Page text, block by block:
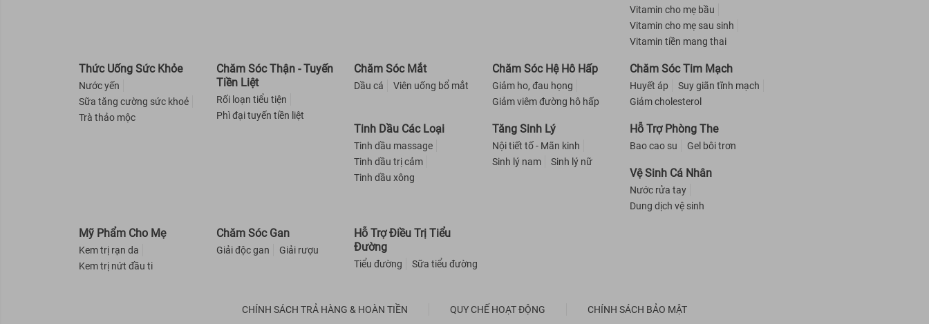
Fixderma
Bioré
Tesori d'Oriente
A-DERMA
Altruist
Vitamin cho mẹ bầu
Vitamin cho mẹ sau sinh
Vitamin tiền mang thai
Thức Uống Sức Khỏe
Nước yến
Sữa tăng cường sức khoẻ
Trà thảo mộc
Chăm Sóc Thận - Tuyến
Tiền Liệt
Rối loạn tiểu tiện
Phì đại tuyến tiền liệt
Chăm Sóc Mắt
Dầu cá Viên uống bổ mắt
Chăm Sóc Hệ Hô Hấp
Giảm ho, đau họng
Giảm viêm đường hô hấp
Chăm Sóc Tim Mạch
Huyết áp
Suy giãn tĩnh mạch
Giảm cholesterol
Tinh Dầu Các Loại
Tinh dầu massage
Tinh dầu trị cảm
Tinh dầu xông
Tăng Sinh Lý
Nội tiết tố - Mãn kinh
Sinh lý nam
Sinh lý nữ
Hỗ Trợ Phòng The
Bao cao su Gel bôi trơn
Vệ Sinh Cá Nhân
Nước rửa tay
Dung dịch vệ sinh
Mỹ Phẩm Cho Mẹ
Kem trị rạn da
Kem trị nứt đầu ti
Chăm Sóc Gan
Giải độc gan Giải rượu
Hỗ Trợ Điều Trị Tiểu
Đường
Tiểu đường Sữa tiểu đường
CHÍNH SÁCH TRẢ HÀNG & HOÀN TIỀN QUY CHẾ HOẠT ĐỘNG CHÍNH SÁCH BẢO MẬT